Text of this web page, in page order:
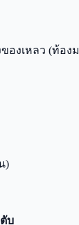
องเหลว (ท้อง
)
บ